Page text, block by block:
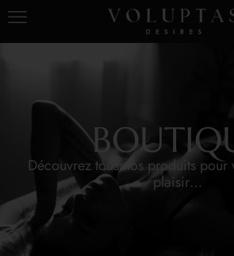
Découvrez tous nos produits pour
plaisir…